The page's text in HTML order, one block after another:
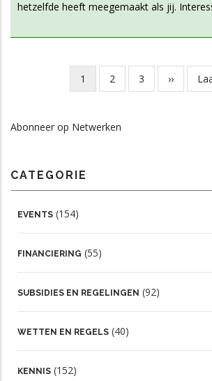
hetzelfde heeft meegemaakt als jij.
PagineringHuidige
pagina
1 Page
2 Page
3
Volgende
pagina
››
Abonneer op Netwerken
CATEGORIE
EVENTS (154)
FINANCIERING (55)
SUBSIDIES EN REGELINGEN (92)
WETTEN EN REGELS (40)
KENNIS (152)